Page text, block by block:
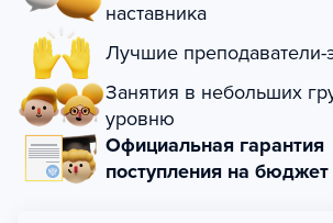
наставника
Лучшие преподаватели-
Занятия в небольших
уровню
Официальная гарантия
поступления на бюджет